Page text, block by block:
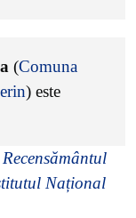
(Comuna
) este
Recensământul
Național